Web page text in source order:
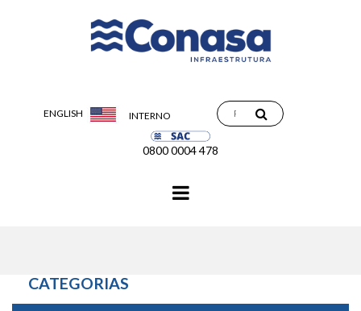
ENGLISH INTERNO
0800 0004 478
CATEGORIAS